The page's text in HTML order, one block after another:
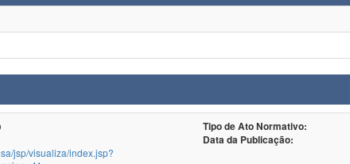
Tipo de Ato Normativo:
Data da Publicação:
jsp/visualiza/index.jsp?